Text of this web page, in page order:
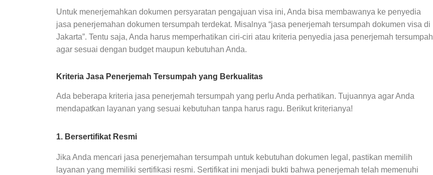
Untuk menerjemahkan dokumen persyaratan pengajuan visa ini, Anda bisa membawanya ke penyedia
jasa penerjemahan dokumen tersumpah terdekat. Misalnya “jasa penerjemah tersumpah dokumen visa di
Jakarta”. Tentu saja, Anda harus memperhatikan ciri-ciri atau kriteria penyedia jasa penerjemah tersumpah
agar sesuai dengan budget maupun kebutuhan Anda.
Kriteria Jasa Penerjemah Tersumpah yang Berkualitas
Ada beberapa kriteria jasa penerjemah tersumpah yang perlu Anda perhatikan. Tujuannya agar Anda
mendapatkan layanan yang sesuai kebutuhan tanpa harus ragu. Berikut kriterianya!
1. Bersertifikat Resmi
Jika Anda mencari jasa penerjemahan tersumpah untuk kebutuhan dokumen legal, pastikan memilih
layanan yang memiliki sertifikasi resmi. Sertifikat ini menjadi bukti bahwa penerjemah telah memenuhi